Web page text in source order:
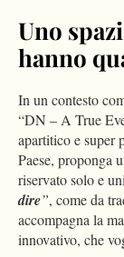
Uno
hanno
In un contesto
“DN – A True
apartitico e super
Paese, proponga
riservato solo e
dire”, come da
accompagna la
innovativo, che